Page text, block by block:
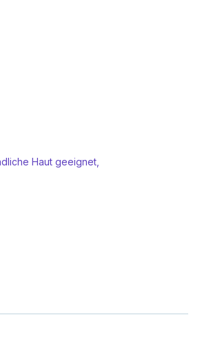
Haut geeignet,